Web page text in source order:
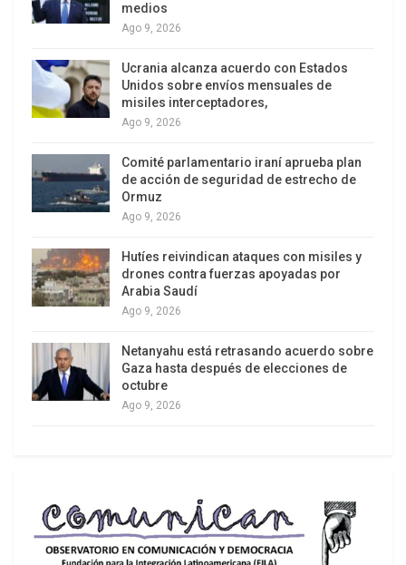
medios
Ago 9, 2026
Ucrania alcanza acuerdo con Estados
Unidos sobre envíos mensuales de
misiles interceptadores,
Ago 9, 2026
Comité parlamentario iraní aprueba plan
de acción de seguridad de estrecho de
Ormuz
Ago 9, 2026
Hutíes reivindican ataques con misiles y
drones contra fuerzas apoyadas por
Arabia Saudí
Ago 9, 2026
Netanyahu está retrasando acuerdo sobre
Gaza hasta después de elecciones de
octubre
Ago 9, 2026